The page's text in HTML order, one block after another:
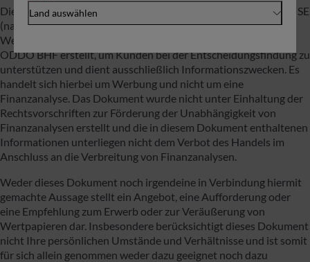
Land auswählen
Diese Publikation ist eine Kundeninformation der ODDO BHF SE
(nachfolgend „ODDO BHF“) im Sinne des
Wertpapierhandelsgesetzes. Das Dokument wurde durch die
ODDO BHF erstellt, um Kunden bei der Entscheidungsfindung zu
unterstützen und dient ausschließlich Informationszwecken. Es
handelt sich hierbei um Werbung und nicht um eine
Finanzanalyse. Das Dokument wurde nicht unter Einhaltung der
Rechtsvorschriften zur Förderung der Unabhängigkeit von
Finanzanalysen erstellt und die in diesem Dokument enthaltenen
Informationen unterliegen nicht dem Verbot des Handels im
Anschluss an die Verbreitung von Finanzanalysen.
Weder dieses Dokument noch irgendeine in Verbindung hiermit
gemachte Aussage stellt ein Angebot, eine Aufforderung oder
eine Empfehlung zum Erwerb oder zur Veräußerung von
Wertpapieren dar. Insbesondere berücksichtigt dieses Dokument
nicht Ihre persönlichen Umstände und Verhältnisse und ist somit
für sich allein genommen weder dazu geeignet noch dazu